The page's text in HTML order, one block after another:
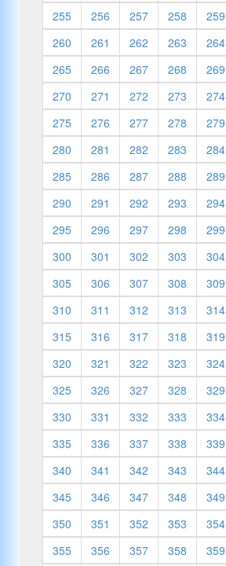
255
256 257 258
259
260
261 262 263
264
265
266 267 268
269
270
271 272 273
274
275
276 277 278
279
280
281 282 283
284
285
286 287 288
289
290
291 292 293
294
295
296 297 298
299
300
301 302 303
304
305
306 307 308
309
310
311 312 313
314
315
316 317 318
319
320
321 322 323
324
325
326 327 328
329
330
331 332 333
334
335
336 337 338
339
340
341 342 343
344
345
346 347 348
349
350
351 352 353
354
355
356 357 358
359